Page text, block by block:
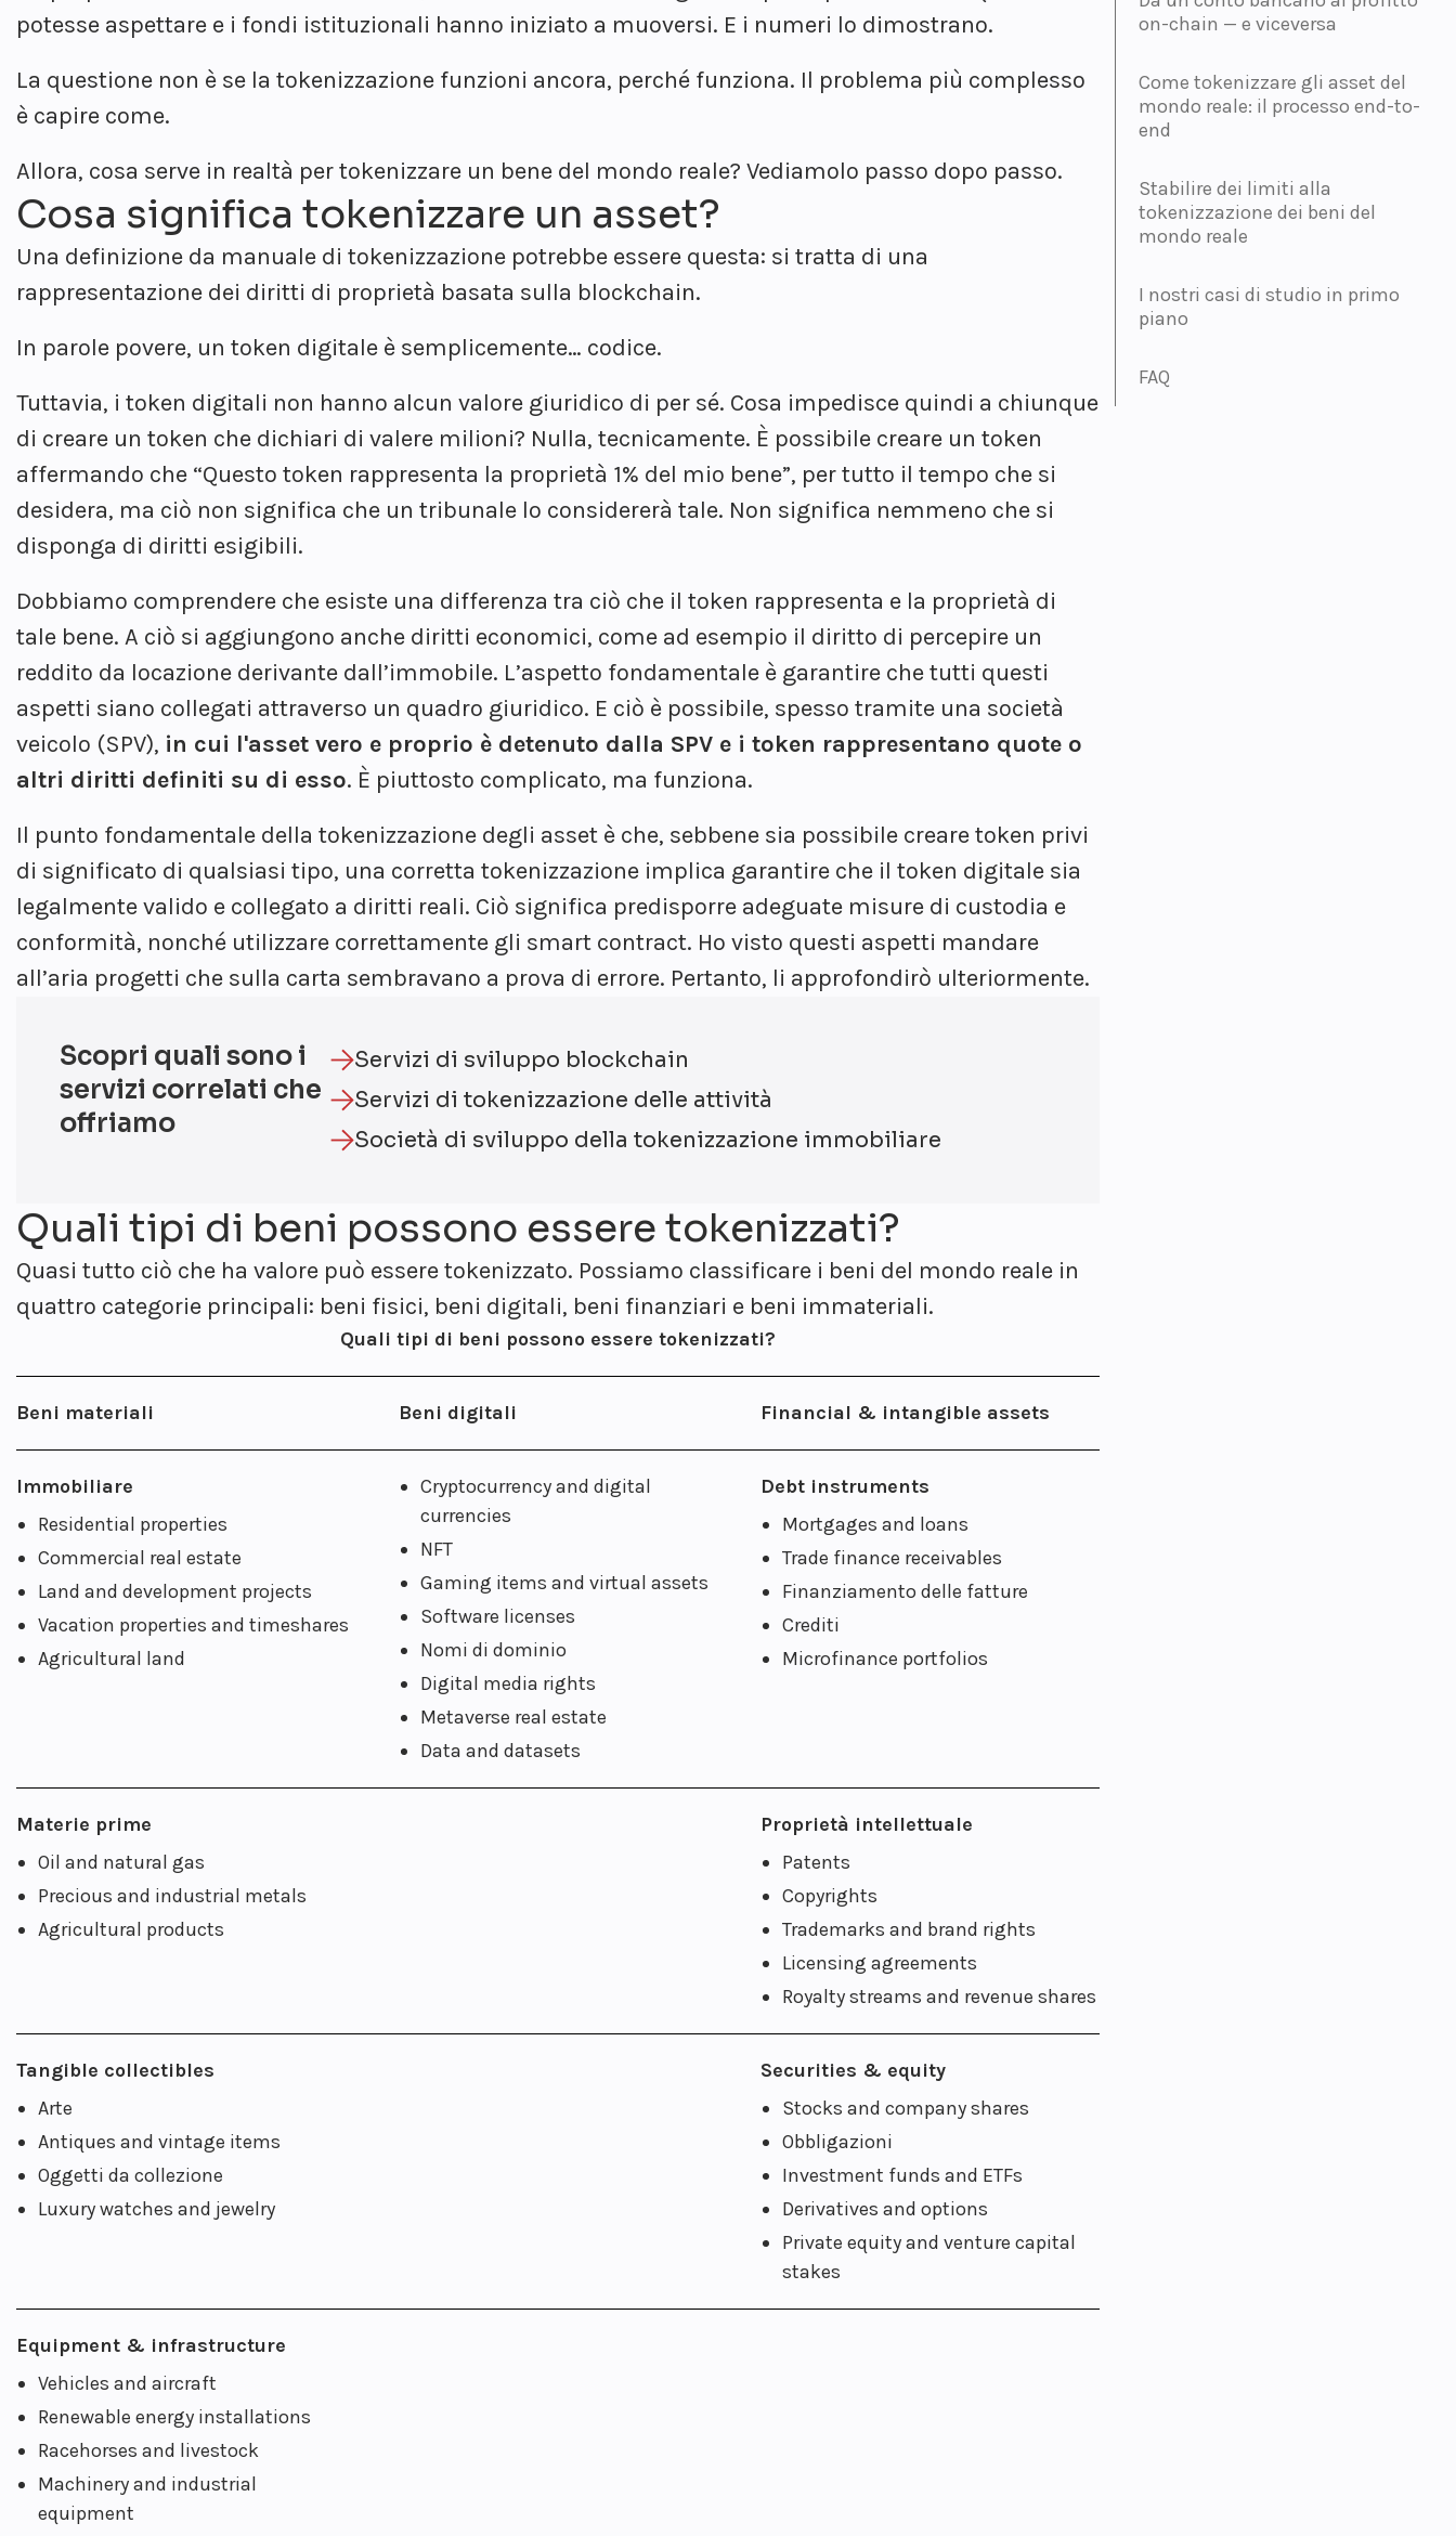
potesse aspettare e i fondi istituzionali hanno iniziato a muoversi. E i numeri lo dimostrano.
La questione non è se la tokenizzazione funzioni ancora, perché funziona. Il problema più complesso
è capire come.
Allora, cosa serve in realtà per tokenizzare un bene del mondo reale? Vediamolo passo dopo passo.
Cosa significa tokenizzare un asset?
Una definizione da manuale di tokenizzazione potrebbe essere questa: si tratta di una
rappresentazione dei diritti di proprietà basata sulla blockchain.
In parole povere, un token digitale è semplicemente… codice.
Tuttavia, i token digitali non hanno alcun valore giuridico di per sé. Cosa impedisce quindi a chiunque
di creare un token che dichiari di valere milioni? Nulla, tecnicamente. È possibile creare un token
affermando che “Questo token rappresenta la proprietà 1% del mio bene”, per tutto il tempo che si
desidera, ma ciò non significa che un tribunale lo considererà tale. Non significa nemmeno che si
disponga di diritti esigibili.
Dobbiamo comprendere che esiste una differenza tra ciò che il token rappresenta e la proprietà di
tale bene. A ciò si aggiungono anche diritti economici, come ad esempio il diritto di percepire un
reddito da locazione derivante dall’immobile. L’aspetto fondamentale è garantire che tutti questi
aspetti siano collegati attraverso un quadro giuridico. E ciò è possibile, spesso tramite una società
veicolo (SPV), in cui l'asset vero e proprio è detenuto dalla SPV e i token rappresentano quote o
altri diritti definiti su di esso. È piuttosto complicato, ma funziona.
Il punto fondamentale della tokenizzazione degli asset è che, sebbene sia possibile creare token privi
di significato di qualsiasi tipo, una corretta tokenizzazione implica garantire che il token digitale sia
legalmente valido e collegato a diritti reali. Ciò significa predisporre adeguate misure di custodia e
conformità, nonché utilizzare correttamente gli smart contract. Ho visto questi aspetti mandare
all’aria progetti che sulla carta sembravano a prova di errore. Pertanto, li approfondirò ulteriormente.
Scopri quali sono i
servizi correlati che
offriamo
Servizi di sviluppo blockchain
Servizi di tokenizzazione delle attività
Società di sviluppo della tokenizzazione immobiliare
Quali tipi di beni possono essere tokenizzati?
Quasi tutto ciò che ha valore può essere tokenizzato. Possiamo classificare i beni del mondo reale in
quattro categorie principali: beni fisici, beni digitali, beni finanziari e beni immateriali.
Quali tipi di beni possono essere tokenizzati?
Beni materiali Beni digitali Financial & intangible assets
Immobiliare
Residential properties
Commercial real estate
Land and development projects
Vacation properties and timeshares
Agricultural land
Cryptocurrency and digital
currencies
NFT
Gaming items and virtual assets
Software licenses
Nomi di dominio
Digital media rights
Metaverse real estate
Data and datasets
Debt instruments
Mortgages and loans
Trade finance receivables
Finanziamento delle fatture
Crediti
Microfinance portfolios
Materie prime
Oil and natural gas
Precious and industrial metals
Agricultural products
Proprietà intellettuale
Patents
Copyrights
Trademarks and brand rights
Licensing agreements
Royalty streams and revenue shares
Tangible collectibles
Arte
Antiques and vintage items
Oggetti da collezione
Luxury watches and jewelry
Securities & equity
Stocks and company shares
Obbligazioni
Investment funds and ETFs
Derivatives and options
Private equity and venture capital
stakes
Equipment & infrastructure
Vehicles and aircraft
Renewable energy installations
Racehorses and livestock
Machinery and industrial
equipment
on-chain — e viceversa
Come tokenizzare gli asset del
mondo reale: il processo end-to-
end
Stabilire dei limiti alla
tokenizzazione dei beni del
mondo reale
I nostri casi di studio in primo
piano
FAQ